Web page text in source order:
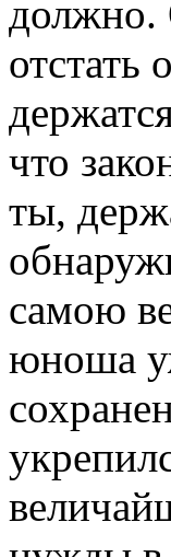
должно.
отстать
что
ты,
самою
юноша